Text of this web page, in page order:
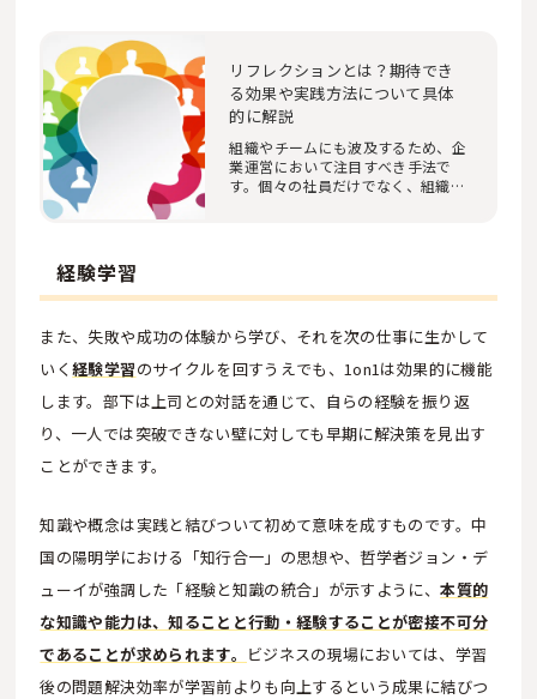
リフレクションとは？期待でき
る効果や実践方法について具体
的に解説
組織やチームにも波及するため、企
業運営において注目すべき手法で
す。個々の社員だけでなく、組織と
経験学習
また、失敗や成功の体験から学び、それを次の仕事に生かして
いく経験学習のサイクルを回すうえでも、1on1は効果的に機能
します。部下は上司との対話を通じて、自らの経験を振り返
り、一人では突破できない壁に対しても早期に解決策を見出す
ことができます。
知識や概念は実践と結びついて初めて意味を成すものです。中
国の陽明学における「知行合一」の思想や、哲学者ジョン・デ
ューイが強調した「経験と知識の統合」が示すように、本質的
な知識や能力は、知ることと行動・経験することが密接不可分
であることが求められます。 ビジネスの現場においては、学習
後の問題解決効率が学習前よりも向上するという成果に結びつ